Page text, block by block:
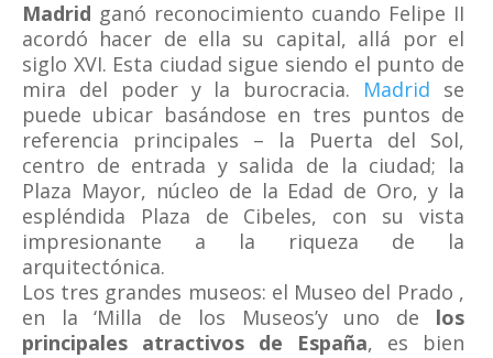
Madrid ganó reconocimiento cuando Felipe II
acordó hacer de ella su capital, allá por el
siglo XVI. Esta ciudad sigue siendo el punto de
mira del poder y la burocracia. Madrid se
puede ubicar basándose en tres puntos de
referencia principales – la Puerta del Sol,
centro de entrada y salida de la ciudad; la
Plaza Mayor, núcleo de la Edad de Oro, y la
espléndida Plaza de Cibeles, con su vista
impresionante a la riqueza de la
arquitectónica.
Los tres grandes museos: el Museo del Prado ,
en la ‘Milla de los Museos’y uno de los
principales atractivos de España, es bien